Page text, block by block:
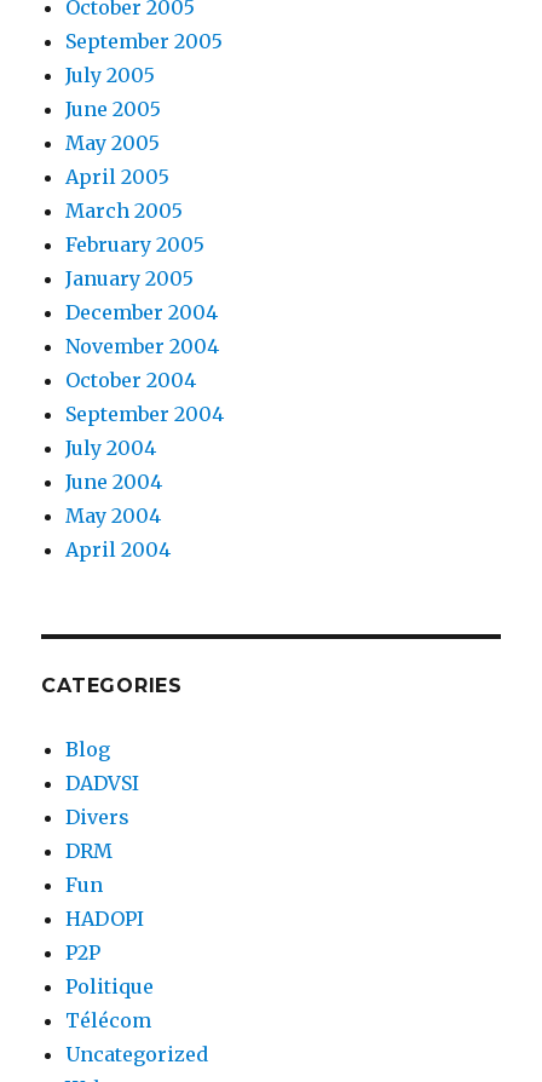
October 2005
September 2005
July 2005
June 2005
May 2005
April 2005
March 2005
February 2005
January 2005
December 2004
November 2004
October 2004
September 2004
July 2004
June 2004
May 2004
April 2004
CATEGORIES
Blog
DADVSI
Divers
DRM
Fun
HADOPI
P2P
Politique
Télécom
Uncategorized